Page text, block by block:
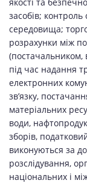
засобів;
середовища;
розрахунки між
(постачальником,
під час надання
електронних
зв’язку,
матеріальних
води,
зборів,
виконуються за
розслідування,
національних і